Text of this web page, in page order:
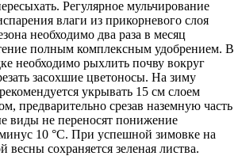
Регулярное мульчирование
влаги из прикорневого слоя
необходимо два раза в месяц
полным комплексным удобрением. В
необходимо рыхлить почву вокруг
засохшие цветоносы. На зиму
укрывать 15 см слоем
предварительно срезав наземную часть
виды не переносят понижение
10 °C. При успешной зимовке на
весны сохраняется зеленая листва.